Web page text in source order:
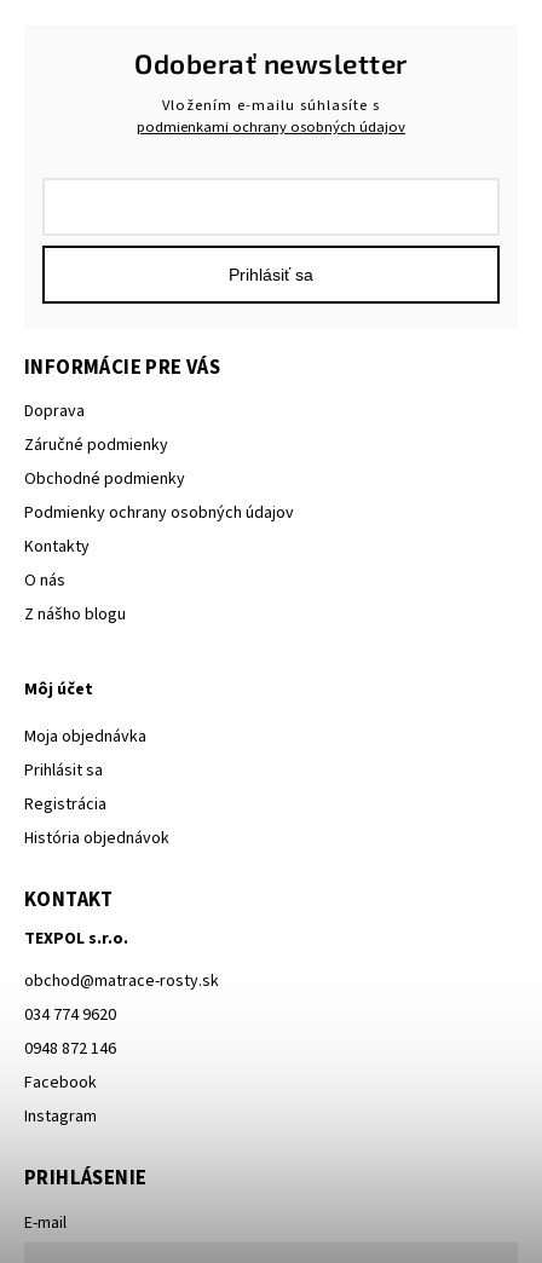
Odoberať newsletter
Vložením e-mailu súhlasíte s
podmienkami ochrany osobných údajov
Prihlásiť sa
INFORMÁCIE PRE VÁS
Doprava
Záručné podmienky
Obchodné podmienky
Podmienky ochrany osobných údajov
Kontakty
O nás
Z nášho blogu
Môj účet
Moja objednávka
Prihlásit sa
Registrácia
História objednávok
KONTAKT
TEXPOL s.r.o.
obchod@matrace-rosty.sk
034 774 9620
0948 872 146
Facebook
Instagram
PRIHLÁSENIE
E-mail